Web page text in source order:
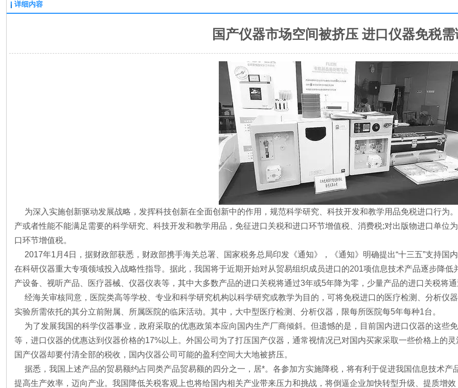
详细内容
国产仪器市场空间被挤压 进口仪器免税
为深入实施创新驱动发展战略，发挥科技创新在全面创新中的作用，规范科学研究、科技开发和教学用品免税进口行为
产或者性能不能满足需要的科学研究、科技开发和教学用品，免征进口关税和进口环节增值税、消费税;对出版物进口单位
口环节增值税。
2017年1月4日，据财政部获悉，财政部携手海关总署、国家税务总局印发《通知》，《通知》明确提出“十三五”支持国
在科研仪器重大专项领域投入战略性指导。据此，我国将于近期开始对从贸易组织成员进口的201项信息技术产品逐步降
产设备、视听产品、医疗器械、仪器仪表等，其中大多数产品的进口关税将通过3年或5年降为零，少量产品的进口关税将
经海关审核同意，医院类高等学校、专业和科学研究机构以科学研究或教学为目的，可将免税进口的医疗检测、分析仪
实验所需依托的其分立前附属、所属医院的临床活动。其中，大中型医疗检测、分析仪器，限每所医院每5年每种1台。
为了发展我国的科学仪器事业，政府采取的优惠政策本应向国内生产厂商倾斜。但遗憾的是，目前国内进口仪器的这些
等，进口仪器的优惠达到仪器价格的17%以上。外国公司为了打压国产仪器，通常视情况已对国内买家采取一些价格上的
国产仪器却要付清全部的税收，国内仪器公司可能的盈利空间大大地被挤压。
据悉，我国上述产品的贸易额约占同类产品贸易额的四分之一，居*。各参加方实施降税，将有利于促进我国信息技术产
提高生产效率，迈向产业。我国降低关税客观上也将给国内相关产业带来压力和挑战，将倒逼企业加快转型升级、提质增